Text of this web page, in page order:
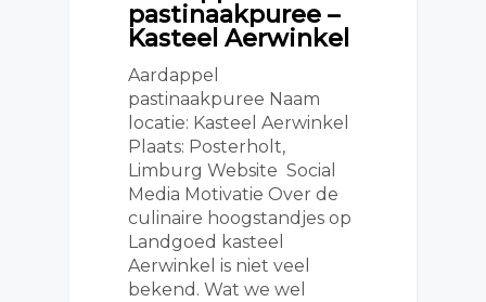
pastinaakpuree –
Kasteel Aerwinkel
Aardappel
pastinaakpuree Naam
locatie: Kasteel Aerwinkel
Plaats: Posterholt,
Limburg Website Social
Media Motivatie Over de
culinaire hoogstandjes op
Landgoed kasteel
Aerwinkel is niet veel
bekend. Wat we wel